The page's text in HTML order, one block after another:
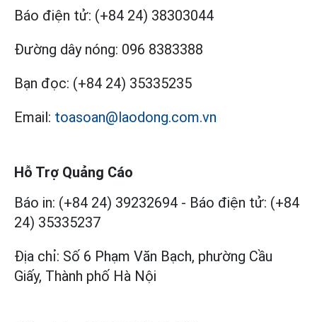
Báo điện tử: (+84 24) 38303044
Đường dây nóng: 096 8383388
Bạn đọc: (+84 24) 35335235
Email: toasoan@laodong.com.vn
Hỗ Trợ Quảng Cáo
Báo in: (+84 24) 39232694 - Báo điện tử: (+84
24) 35335237
Địa chỉ: Số 6 Phạm Văn Bạch, phường Cầu
Giấy, Thành phố Hà Nội